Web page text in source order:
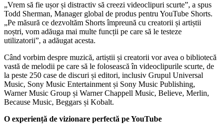
„Vrem să fie ușor și distractiv să creezi videoclipuri scurte”, a spus
Todd Sherman, Manager global de produs pentru YouTube Shorts.
„Pe măsură ce dezvoltăm Shorts împreună cu creatorii și artiștii
noștri, vom adăuga mai multe funcții pe care să le testeze
utilizatorii”, a adăugat acesta.
Când vorbim despre muzică, artiștii și creatorii vor avea o bibliotecă
vastă de melodii pe care să le folosească în videoclipurile scurte, de
la peste 250 case de discuri și editori, inclusiv Grupul Universal
Music, Sony Music Entertainment și Sony Music Publishing,
Warner Music Group și Warner Chappell Music, Believe, Merlin,
Because Music, Beggars și Kobalt.
O experiență de vizionare perfectă pe YouTube